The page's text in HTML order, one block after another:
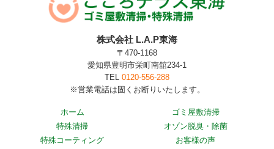
株式会社 L.A.P東海
〒470-1168
愛知県豊明市栄町南舘234-1
TEL 0120-556-288
※営業電話は固くお断りいたします。
ホーム
ゴミ屋敷清掃
特殊清掃
オゾン脱臭・除菌
特殊コーティング
お客様の声